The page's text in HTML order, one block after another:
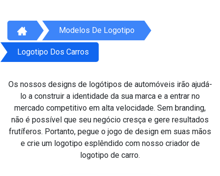
Modelos De Logotipo
Logotipo Dos Carros
Os nossos designs de logótipos de automóveis irão ajudá-
lo a construir a identidade da sua marca e a entrar no
mercado competitivo em alta velocidade. Sem branding,
não é possível que seu negócio cresça e gere resultados
frutíferos. Portanto, pegue o jogo de design em suas mãos
e crie um logotipo esplêndido com nosso criador de
logotipo de carro.